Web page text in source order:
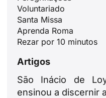
Voluntariado
Santa Missa
Aprenda Roma
Rezar por 10 minutos
Artigos
São Inácio de
ensinou a discernir